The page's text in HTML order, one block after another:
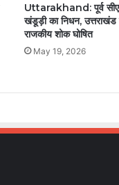
Uttarakhand: पूर्व
खंडूड़ी का निधन, उत्तराखंड
राजकीय शोक घोषित
May 19, 2026